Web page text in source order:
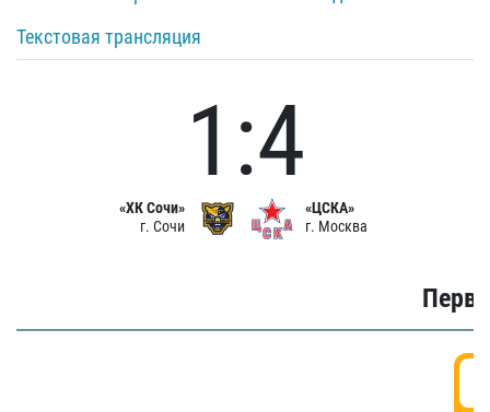
Текстовая трансляция
«ХК Сочи»
г. Сочи
1:4
«ЦСКА»
г. Москва